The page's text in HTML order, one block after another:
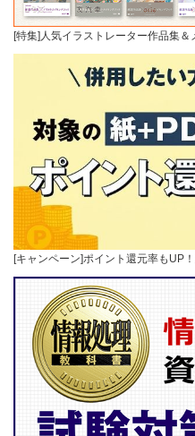
[特集]人気イラストレーター作品集＆
[キャンペーン]ポイント還元率もUP